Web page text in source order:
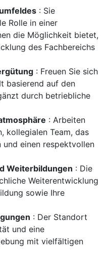
: Sie
Rolle in einer
die Möglichkeit bietet,
des Fachbereichs
: Freuen Sie sich
basierend auf den
durch betriebliche
: Arbeiten
kollegialen Team, das
einen respektvollen
Weiterbildungen : Die
Weiterentwicklung
sowie Ihre
: Der Standort
und eine
mit vielfältigen